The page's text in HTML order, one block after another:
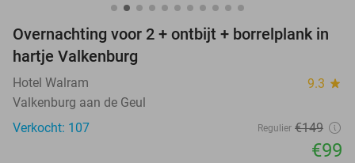
Overnachting voor 2 + ontbijt + borrelplank in
hartje Valkenburg
Hotel Walram 9.3 star
Valkenburg aan de Geul
Verkocht: 107
Regulier €149
€99